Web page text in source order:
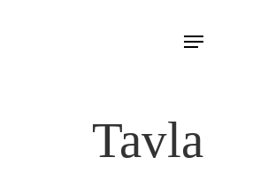
Tavla